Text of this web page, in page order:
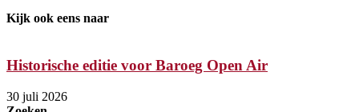
Kijk ook eens naar
Historische editie voor Baroeg Open Air
30 juli 2026